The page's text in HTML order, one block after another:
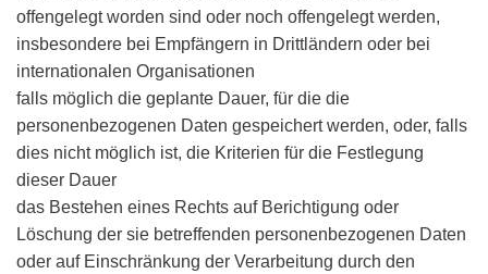
offengelegt worden sind oder noch offengelegt werden,
insbesondere bei Empfängern in Drittländern oder bei
internationalen Organisationen
falls möglich die geplante Dauer, für die die
personenbezogenen Daten gespeichert werden, oder, falls
dies nicht möglich ist, die Kriterien für die Festlegung
dieser Dauer
das Bestehen eines Rechts auf Berichtigung oder
Löschung der sie betreffenden personenbezogenen Daten
oder auf Einschränkung der Verarbeitung durch den